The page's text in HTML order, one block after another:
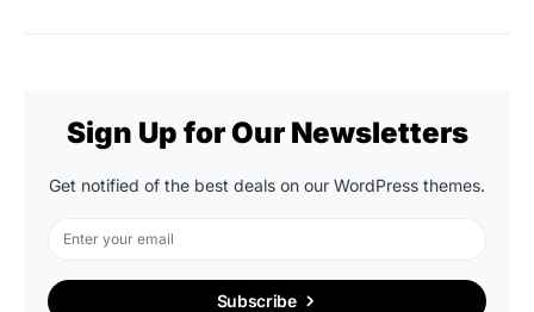
Sign Up for Our Newsletters
Get notified of the best deals on our WordPress themes.
Subscribe